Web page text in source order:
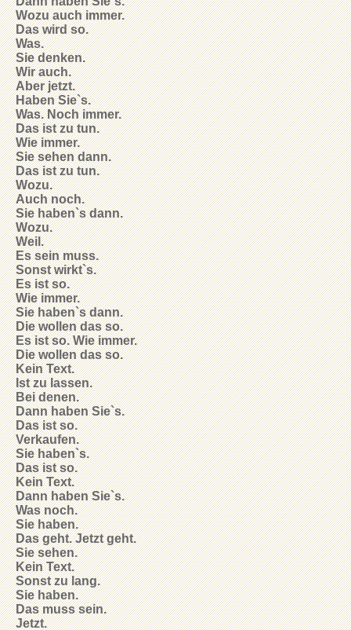
Wozu auch immer.
Das wird so.
Was.
Sie denken.
Wir auch.
Aber jetzt.
Haben Sie`s.
Was. Noch immer.
Das ist zu tun.
Wie immer.
Sie sehen dann.
Das ist zu tun.
Wozu.
Auch noch.
Sie haben`s dann.
Wozu.
Weil.
Es sein muss.
Sonst wirkt`s.
Es ist so.
Wie immer.
Sie haben`s dann.
Die wollen das so.
Es ist so. Wie immer.
Die wollen das so.
Kein Text.
Ist zu lassen.
Bei denen.
Dann haben Sie`s.
Das ist so.
Verkaufen.
Sie haben`s.
Das ist so.
Kein Text.
Dann haben Sie`s.
Was noch.
Sie haben.
Das geht. Jetzt geht.
Sie sehen.
Kein Text.
Sonst zu lang.
Sie haben.
Das muss sein.
Jetzt.